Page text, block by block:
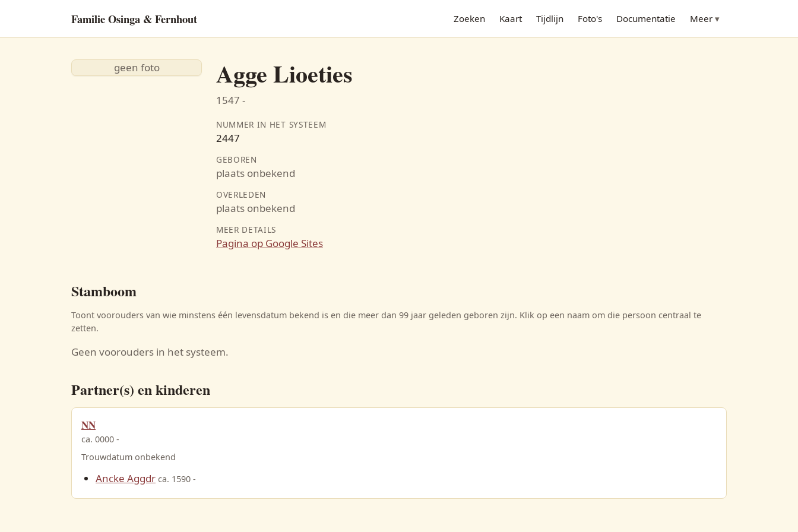
Familie Osinga & Fernhout Zoeken Kaart Tijdlijn Foto's Documentatie Meer
geen foto Agge Lioeties
1547 -
NUMMER IN HET SYSTEEM
2447
GEBOREN
plaats onbekend
OVERLEDEN
plaats onbekend
MEER DETAILS
Pagina op Google Sites
Stamboom
Toont voorouders van wie minstens één levensdatum bekend is en die meer dan 99 jaar geleden geboren zijn. Klik op een naam om die persoon centraal te
zetten.
Geen voorouders in het systeem.
Partner(s) en kinderen
NN
ca. 0000 -
Trouwdatum onbekend
Ancke Aggdr ca. 1590 -